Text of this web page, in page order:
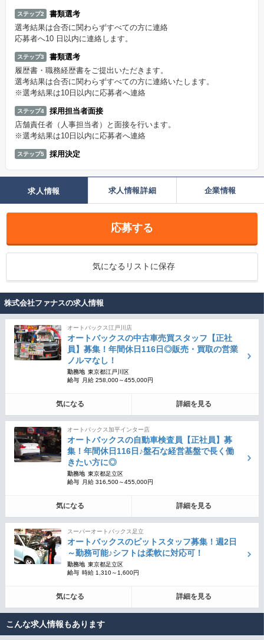
ステップ2
書類選考
選考結果は合否に関わらずすべての方に連絡
応募者へ10 日以内に連絡します。
ステップ3
書類選考
履歴書・職務経歴書をご提出いただきます。
選考結果は合否に関わらずすべての方に連絡いたします。
※選考結果は10日以内に応募者へ連絡
ステップ4
採用担当者面接
店舗責任者（人事担当者）と面接を行います。
※選考結果は10日以内に応募者へ連絡
ステップ5 採用決定
求人情報 求人情報詳細 企業情報
応募する
気になるリストに保存
株式会社ファナスの求人情報
オートバックス江戸川店
オートバックスの中古車売買スタッフ【正社
員】募集！年間休日116日◎販売・買取の営業
ノルマなし！
勤務地 東京都江戸川区
給与
月給 258,000～455,000円
気になる 詳細を見る
オートバックス加平インター店
オートバックスの自動車検査員【正社員】募
集！年間休日116日♪盤石な経営基盤で長く働
きたい方に◎
勤務地 東京都足立区
給与
月給 316,500～455,000円
気になる 詳細を見る
スーパーオートバックス足立
オートバックスのピットスタッフ募集！週2日
～勤務可能♪シフトは柔軟に対応可！
勤務地 東京都足立区
給与 時給 1,310～1,600円
気になる 詳細を見る
こんな求人情報もあります